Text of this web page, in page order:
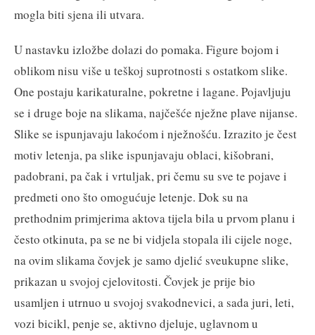
mogla biti sjena ili utvara.
U nastavku izložbe dolazi do pomaka. Figure bojom i
oblikom nisu više u teškoj suprotnosti s ostatkom slike.
One postaju karikaturalne, pokretne i lagane. Pojavljuju
se i druge boje na slikama, najčešće nježne plave nijanse.
Slike se ispunjavaju lakoćom i nježnošću. Izrazito je čest
motiv letenja, pa slike ispunjavaju oblaci, kišobrani,
padobrani, pa čak i vrtuljak, pri čemu su sve te pojave i
predmeti ono što omogućuje letenje. Dok su na
prethodnim primjerima aktova tijela bila u prvom planu i
često otkinuta, pa se ne bi vidjela stopala ili cijele noge,
na ovim slikama čovjek je samo djelić sveukupne slike,
prikazan u svojoj cjelovitosti. Čovjek je prije bio
usamljen i utrnuo u svojoj svakodnevici, a sada juri, leti,
vozi bicikl, penje se, aktivno djeluje, uglavnom u